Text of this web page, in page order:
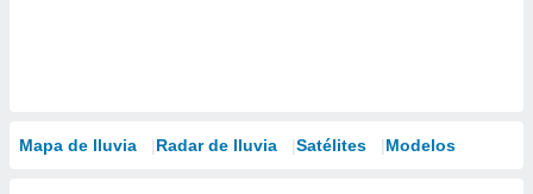
Mapa de lluvia Radar de lluvia Satélites Modelos